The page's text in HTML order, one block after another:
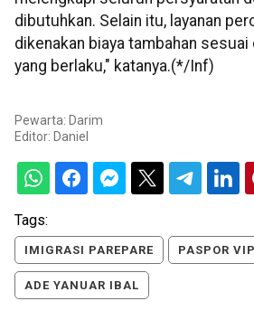
dibutuhkan. Selain itu, layanan
dikenakan biaya tambahan
yang berlaku," katanya.(*/Inf)
Pewarta: Darim
Editor: Daniel
Tags:
IMIGRASI PAREPARE PASPOR VIP
ADE YANUAR IBAL